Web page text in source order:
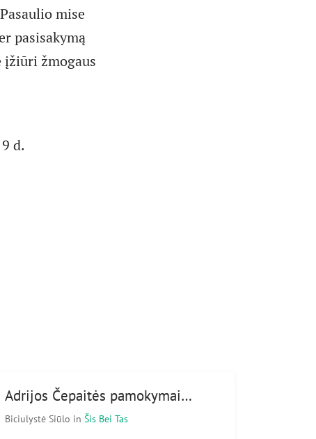
mise
pasisakymą
įžiūri žmogaus
d.
Adrijos Čepaitės pamokymai…
Biciulystė Siūlo in Šis Bei Tas